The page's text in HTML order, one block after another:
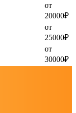
от
20000₽
от
25000₽
от
30000₽